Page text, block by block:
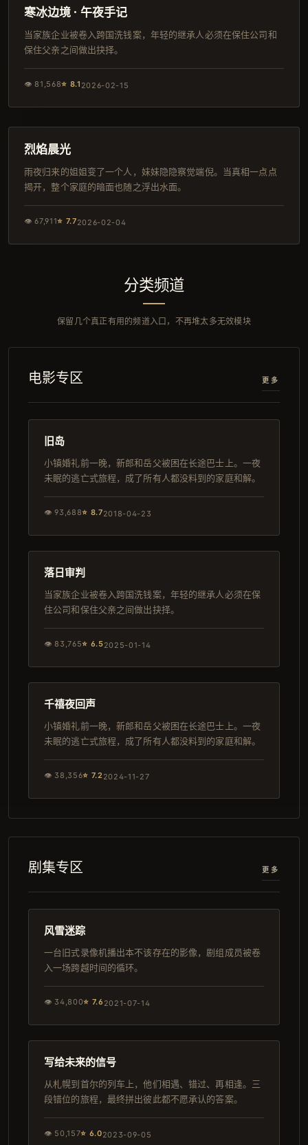
日本
寒冰边境 · 午夜手记
当家族企业被卷入跨国洗钱案，年轻的继承人必须在保住公司和
保住父亲之间做出抉择。
👁 81,568⭐ 8.1 2026-02-15
韩剧
烈焰晨光
雨夜归来的姐姐变了一个人，妹妹隐隐察觉端倪。当真相一点点
揭开，整个家庭的暗面也随之浮出水面。
👁67,911⭐ 7.72026-02-04
分类频道
保留几个真正有用的频道入口，不再堆太多无效模块
电影专区 更多
IMAX
93分钟
旧岛
小镇婚礼前一晚，新郎和岳父被困在长途巴士上。一夜
未眠的逃亡式旅程，成了所有人都没料到的家庭和解。
👁93,688⭐ 8.72018-04-23
4K
136分钟
落日审判
当家族企业被卷入跨国洗钱案，年轻的继承人必须在保
住公司和保住父亲之间做出抉择。
👁 83,765⭐ 6.52025-01-14
日本
134分钟
千禧夜回声
小镇婚礼前一晚，新郎和岳父被困在长途巴士上。一夜
未眠的逃亡式旅程，成了所有人都没料到的家庭和解。
👁 38,356⭐ 7.22024-11-27
剧集专区 更多
完结
157分钟
风雪迷踪
一台旧式录像机播出本不该存在的影像，剧组成员被卷
入一场跨越时间的循环。
👁 34,800⭐ 7.6 2021-07-14
韩剧
118分钟
写给未来的信号
从札幌到首尔的列车上，他们相遇、错过、再相逢。三
段错位的旅程，最终拼出彼此都不愿承认的答案。
👁 50,157⭐ 6.02023-09-05